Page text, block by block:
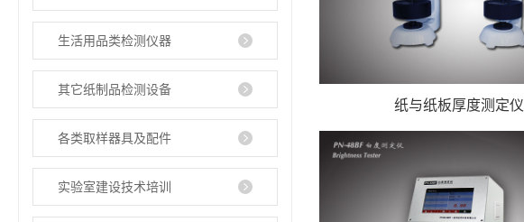
生活用品类检测仪器
其它纸制品检测设备
各类取样器具及配件
实验室建设技术培训
纸与纸板厚度测定仪